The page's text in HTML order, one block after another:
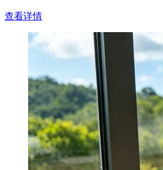
查看详情